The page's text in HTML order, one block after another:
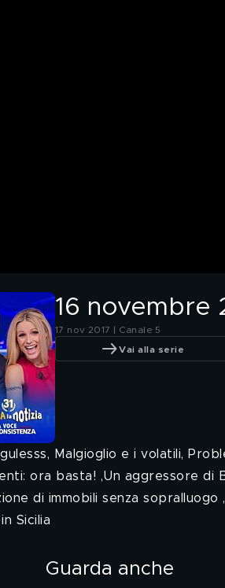
16 novembre
17 nov 2017 | Canale 5
Vai alla serie
Malgioglio e i volatili,
ora basta! ,Un aggressore di
di immobili senza
Sicilia
Guarda anche